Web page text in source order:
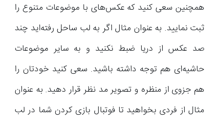
همچنین سعی کنید که عکس‌های با موضوعات متنوع را
ثبت نمایید. به عنوان مثال اگر به لب ساحل رفته‌اید چند
صد عکس از دریا ضبط نکنید و به سایر موضوعات
حاشیه‌ای هم توجه داشته باشید. سعی کنید خودتان را
هم جزوی از منظره و تصویر مد نظر قرار دهید. به عنوان
مثال از فردی بخواهید تا فوتبال بازی کردن شما در لب